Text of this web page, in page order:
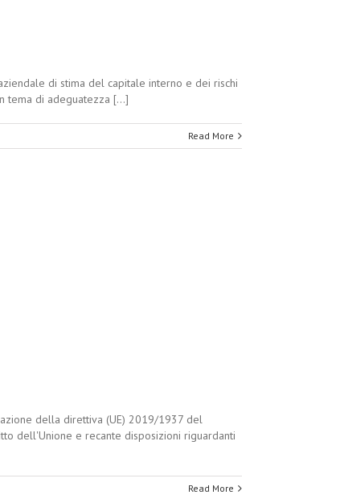
di stima del capitale interno e dei rischi
tema di adeguatezza [...]
Read More
della direttiva (UE) 2019/1937 del
dell'Unione e recante disposizioni riguardanti
Read More